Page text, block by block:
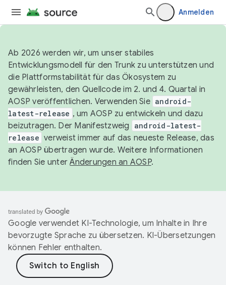
Anmelden
Ab 2026 werden wir, um unser stabiles
Entwicklungsmodell für den Trunk zu unterstützen und
die Plattformstabilität für das Ökosystem zu
gewährleisten, den Quellcode im 2. und 4. Quartal in
AOSP veröffentlichen. Verwenden Sie android-
latest-release , um AOSP zu entwickeln und dazu
beizutragen. Der Manifestzweig
android-latest-
release verweist immer auf das neueste Release, das
an AOSP übertragen wurde. Weitere Informationen
finden Sie unterÄnderungen an AOSP.
Google verwendet KI-Technologie, um Inhalte in Ihre
bevorzugte Sprache zu übersetzen. KI-Übersetzungen
können Fehler enthalten.